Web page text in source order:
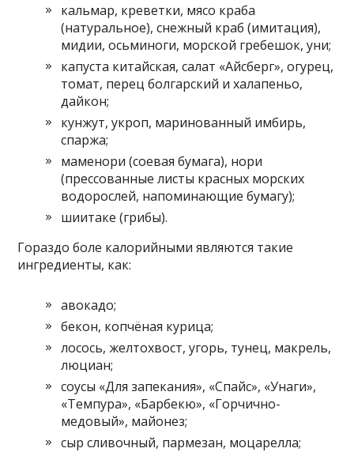
кальмар, креветки, мясо краба
(натуральное), снежный краб (имитация),
мидии, осьминоги, морской гребешок, уни;
капуста китайская, салат «Айсберг», огурец,
томат, перец болгарский и халапеньо,
дайкон;
кунжут, укроп, маринованный имбирь,
спаржа;
маменори (соевая бумага), нори
(прессованные листы красных морских
водорослей, напоминающие бумагу);
шиитаке (грибы).
Гораздо боле калорийными являются такие
ингредиенты, как:
авокадо;
бекон, копчёная курица;
лосось, желтохвост, угорь, тунец, макрель,
люциан;
соусы «Для запекания», «Спайс», «Унаги»,
«Темпура», «Барбекю», «Горчично-
медовый», майонез;
сыр сливочный, пармезан, моцарелла;